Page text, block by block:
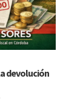
devolución